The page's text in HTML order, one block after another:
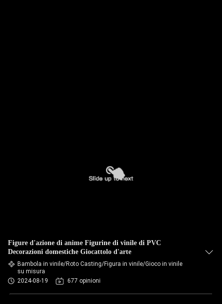
Figure d'azione di anime Figurine di vinile di PVC
Decorazioni domestiche Giocattolo d'arte
Bambola in vinile/Roto Casting/Figura in vinile/Gioco in vinile
su misura
2024-08-19
677 opinioni